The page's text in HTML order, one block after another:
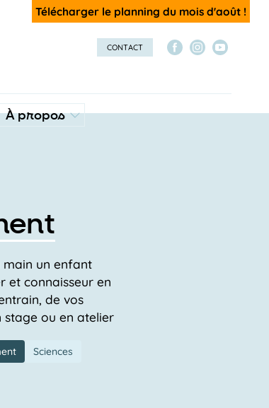
Télécharger le planning du mois d'août !
À propos
CONTACT
main un enfant
et connaisseur en
de vos
stage ou en atelier
Sciences